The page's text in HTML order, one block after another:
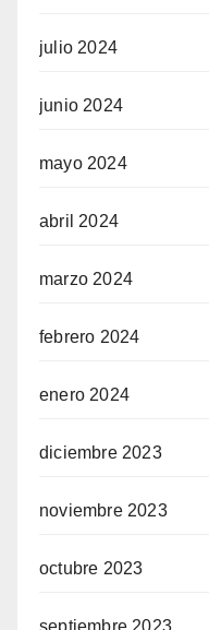
julio 2024
junio 2024
mayo 2024
abril 2024
marzo 2024
febrero 2024
enero 2024
diciembre 2023
noviembre 2023
octubre 2023
septiembre 2023